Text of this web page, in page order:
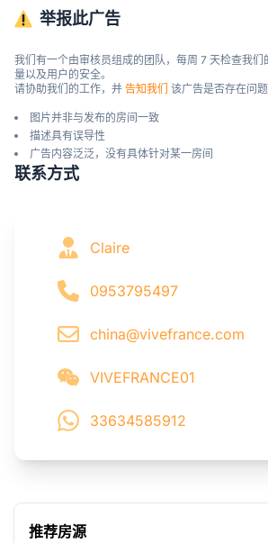
举报此广告
我们有一个由审核员组成的团队，每周 7 天检查我
量以及用户的安全。
请协助我们的工作，并 告知我们 该广告是否存在问题
图片并非与发布的房间一致
描述具有误导性
广告内容泛泛，没有具体针对某一房间
联系方式
Claire
0953795497
china@vivefrance.com
VIVEFRANCE01
33634585912
推荐房源